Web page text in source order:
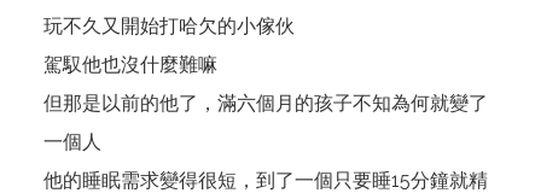
玩不久又開始打哈欠的小傢伙
駕馭他也沒什麼難嘛
但那是以前的他了，滿六個月的孩子不知為何就變了
一個人
他的睡眠需求變得很短，到了一個只要睡15分鐘就精